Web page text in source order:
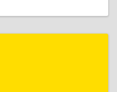
Можайский р-н,